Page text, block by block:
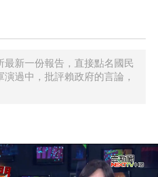
最新一份報告，直接點名國民
過中，批評賴政府的言論，